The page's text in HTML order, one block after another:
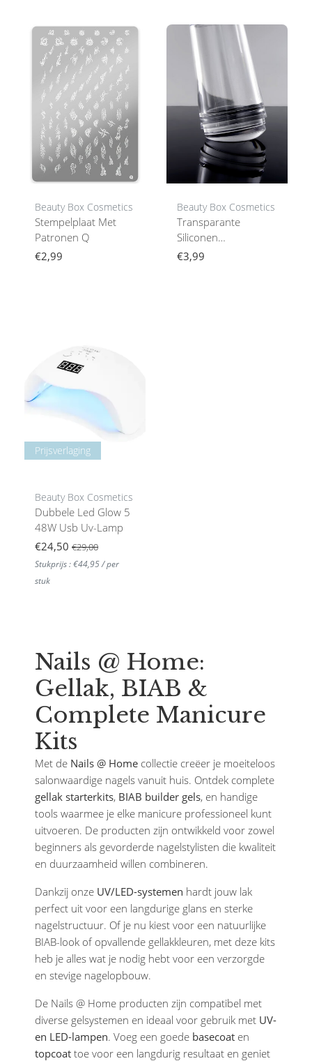
Beauty Box Cosmetics
Stempelplaat Met
Patronen Q
€2,99
Beauty Box Cosmetics
Transparante
Siliconen
Stempelnailstyling
€3,99
Prijsverlaging
Beauty Box Cosmetics
Dubbele Led Glow 5
48W Usb Uv-Lamp
€24,50 €29,00
Stukprijs : €44,95 / per
stuk
Nails @ Home:
Gellak, BIAB &
Complete Manicure
Kits
Met de Nails @ Home collectie creëer je moeiteloos
salonwaardige nagels vanuit huis. Ontdek complete
gellak starterkits, BIAB builder gels, en handige
tools waarmee je elke manicure professioneel kunt
uitvoeren. De producten zijn ontwikkeld voor zowel
beginners als gevorderde nagelstylisten die kwaliteit
en duurzaamheid willen combineren.
Dankzij onze UV/LED-systemen hardt jouw lak
perfect uit voor een langdurige glans en sterke
nagelstructuur. Of je nu kiest voor een natuurlijke
BIAB-look of opvallende gellakkleuren, met deze kits
heb je alles wat je nodig hebt voor een verzorgde
en stevige nagelopbouw.
De Nails @ Home producten zijn compatibel met
diverse gelsystemen en ideaal voor gebruik met UV-
en LED-lampen. Voeg een goede basecoat en
topcoat toe voor een langdurig resultaat en geniet